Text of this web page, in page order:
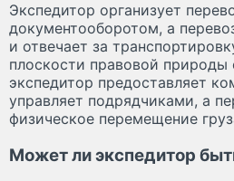
Экспедитор организует
документооборотом, а
и отвечает за
плоскости правовой природы
экспедитор предоставляет
управляет подрядчиками, а
физическое перемещение
Может ли экспедитор